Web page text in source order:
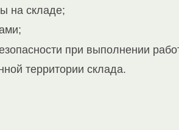
на складе;
при выполнении
территории склада.